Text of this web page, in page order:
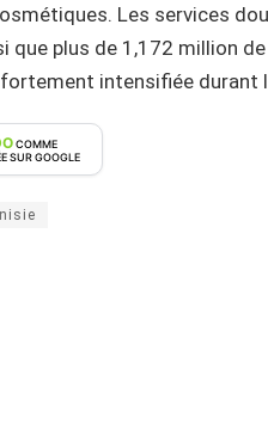
Les services
que plus de 1,172 million
intensifiée durant
COMME
SUR GOOGLE